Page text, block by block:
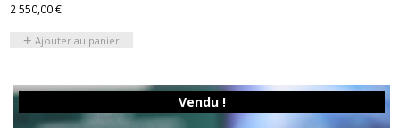
2 550,00€
Ajouter au panier
Vendu !